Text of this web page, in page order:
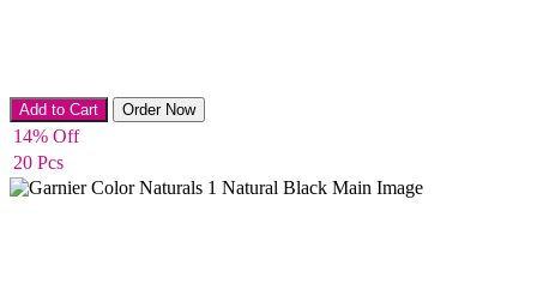
Hair Color
Add to Cart Order Now
14% Off
20 Pcs